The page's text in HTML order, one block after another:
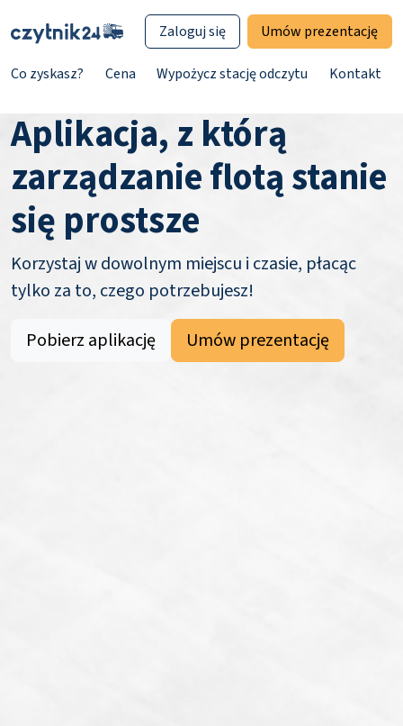
Co zyskasz? Cena Wypożycz stację odczytu Kontakt
Zaloguj się Umów prezentację
Aplikacja, z którą
zarządzanie flotą stanie
się prostsze
Korzystaj w dowolnym miejscu i czasie, płacąc
tylko za to, czego potrzebujesz!
Pobierz aplikację
Umów prezentację